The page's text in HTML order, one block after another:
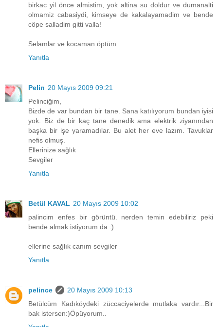
birkac yil önce almistim, yok altina su doldur ve dumanalti
olmamiz cabasiydi, kimseye de kakalayamadim ve bende
cöpe salladim gitti valla!
Selamlar ve kocaman öptüm..
Yanıtla
Pelin 20 Mayıs 2009 09:21
Pelinciğim,
Bizde de var bundan bir tane. Sana katılıyorum bundan iyisi
yok. Biz de bir kaç tane denedik ama elektrik ziyanından
başka bir işe yaramadılar. Bu alet her eve lazım. Tavuklar
nefis olmuş.
Ellerinize sağlık
Sevgiler
Yanıtla
Betül KAVAL 20 Mayıs 2009 10:02
palincim enfes bir görüntü. nerden temin edebiliriz peki
bende almak istiyorum da :)
ellerine sağlık canım sevgiler
Yanıtla
pelince
20 Mayıs 2009 10:13
Betülcüm Kadıköydeki züccaciyelerde mutlaka vardır...Bir
bak istersen:)Öpüyorum..